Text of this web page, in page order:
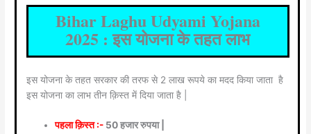
Bihar Laghu Udyami Yojana
2025 : इस योजना के तहत लाभ
इस योजना के तहत सरकार की तरफ से 2 लाख रूपये का मदद किया जाता है
इस योजना का लाभ तीन क़िस्त में दिया जाता है |
पहला क़िस्त :-50 हजार रुपया |